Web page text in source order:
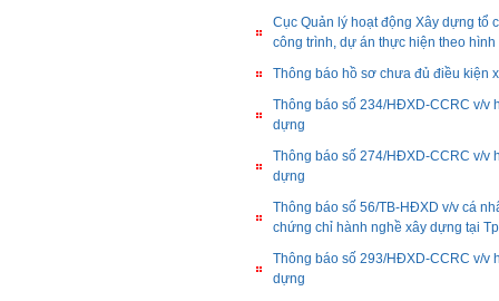
Cục Quản lý hoạt động Xây dựng tổ
công trình, dự án thực hiện theo
Thông báo hồ sơ chưa đủ điều kiện
Thông báo số 234/HĐXD-CCRC v/v
dựng
Thông báo số 274/HĐXD-CCRC v/v
dựng
Thông báo số 56/TB-HĐXD v/v cá
chứng chỉ hành nghề xây dựng tại
Thông báo số 293/HĐXD-CCRC v/v
dựng